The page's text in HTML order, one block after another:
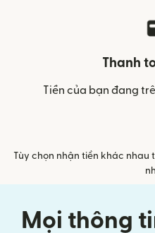
Thanh
Tiền của bạn đang
Tùy chọn nhận tiền khác
Mọi thông